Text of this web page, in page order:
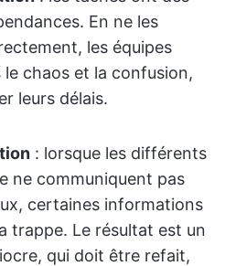
En ne les
les équipes
chaos et la confusion,
leurs délais.
: lorsque les différents
ne communiquent pas
certaines informations
trappe. Le résultat est un
qui doit être refait,